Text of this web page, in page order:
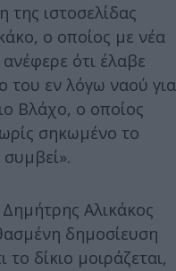
της ιστοσελίδας
ο οποίος με νέα
ότι έλαβε
του εν λόγω ναού για
Βλάχο, ο οποίος
σηκωμένο το
Αλικάκος
δημοσίευση
το δίκιο μοιράζεται,